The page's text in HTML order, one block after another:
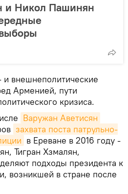
и Никол Пашинян
внешнеполитические
Арменией, пути
кризиса.
Варужан Аветисян
захвата поста патрульно-
в Ереване в 2016 году -
Тигран Хзмалян,
подходы президента к
возникшей в стране после